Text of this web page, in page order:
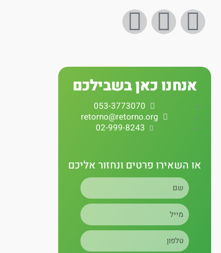
F
c
e
b
o
Y
u
t
u
e
I
s
t
a
r
a
m
אנחנו כאן בשבילכם
053-3773070
retorno@retorno.org
02-999-8243
או השאירו פרטים ונחזור אליכם
טלפון